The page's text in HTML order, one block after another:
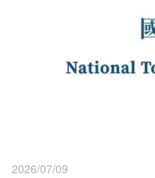
2026/07/09